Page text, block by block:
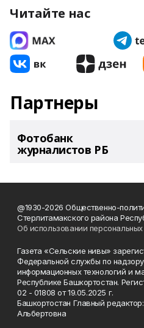
Читайте нас
Партнеры
Фотобанк
журналистов РБ
@1930-2026 Общественно-
Стерлитамакского района
Об использовании
Газета «Сельские нивы»
Федеральной службы по
информационных технологий и
Республике Башкортостан.
02 - 01808 от 19.05.2025 г.
Башкортостан Главный
Альбертовна